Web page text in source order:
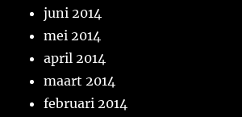
juni 2014
mei 2014
april 2014
maart 2014
februari 2014